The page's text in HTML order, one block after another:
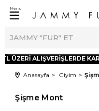
Menu
ÜZERİ ALIŞVERİŞLERDE
Anasayfa Giyim
Şişme Mont